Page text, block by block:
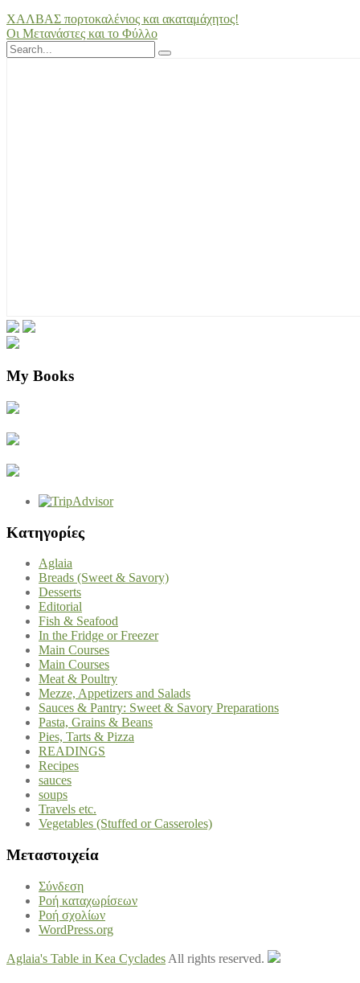
ΧΑΛΒΑΣ πορτοκαλένιος και ακαταμάχητος!
Οι Mετανάστες και το Φύλλο
My Books
Kατηγορίες
Aglaia
Breads (Sweet & Savory)
Desserts
Editorial
Fish & Seafood
In the Fridge or Freezer
Main Courses
Main Courses
Meat & Poultry
Mezze, Appetizers and Salads
Sauces & Pantry: Sweet & Savory Preparations
Pasta, Grains & Beans
Pies, Tarts & Pizza
READINGS
Recipes
sauces
soups
Travels etc.
Vegetables (Stuffed or Casseroles)
Μεταστοιχεία
Σύνδεση
Ροή καταχωρίσεων
Ροή σχολίων
WordPress.org
Aglaia's Table in Kea Cyclades All rights reserved.